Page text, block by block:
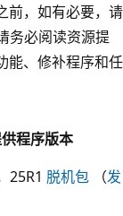
前，如有必要，请
务必阅读资源提
能、修补程序和任
程序版本
25R1 脱机包 （发